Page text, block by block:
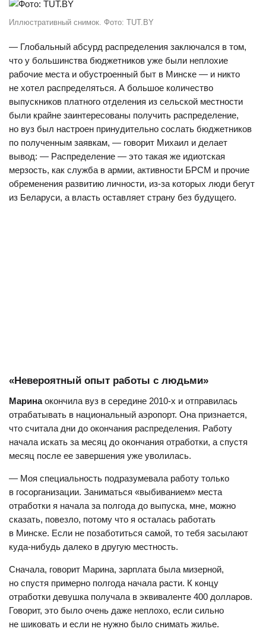
Иллюстративный снимок. Фото: TUT.BY
— Глобальный абсурд распределения заключался в том,
что у большинства бюджетников уже были неплохие
рабочие места и обустроенный быт в Минске — и никто
не хотел распределяться. А большое количество
выпускников платного отделения из сельской местности
были крайне заинтересованы получить распределение,
но вуз был настроен принудительно сослать бюджетников
по полученным заявкам, — говорит Михаил и делает
вывод: — Распределение — это такая же идиотская
мерзость, как служба в армии, активности БРСМ и прочие
обременения развитию личности, из-за которых люди бегут
из Беларуси, а власть оставляет страну без будущего.
«Невероятный опыт работы с людьми»
Маринаокончила вуз в середине 2010-х и отправилась
отрабатывать в национальный аэропорт. Она признается,
что считала дни до окончания распределения. Работу
начала искать за месяц до окончания отработки, а спустя
месяц после ее завершения уже уволилась.
— Моя специальность подразумевала работу только
в госорганизации. Заниматься «выбиванием» места
отработки я начала за полгода до выпуска, мне, можно
сказать, повезло, потому что я осталась работать
в Минске. Если не позаботиться самой, то тебя засылают
куда-нибудь далеко в другую местность.
Сначала, говорит Марина, зарплата была мизерной,
но спустя примерно полгода начала расти. К концу
отработки девушка получала в эквиваленте 400 долларов.
Говорит, это было очень даже неплохо, если сильно
не шиковать и если не нужно было снимать жилье.